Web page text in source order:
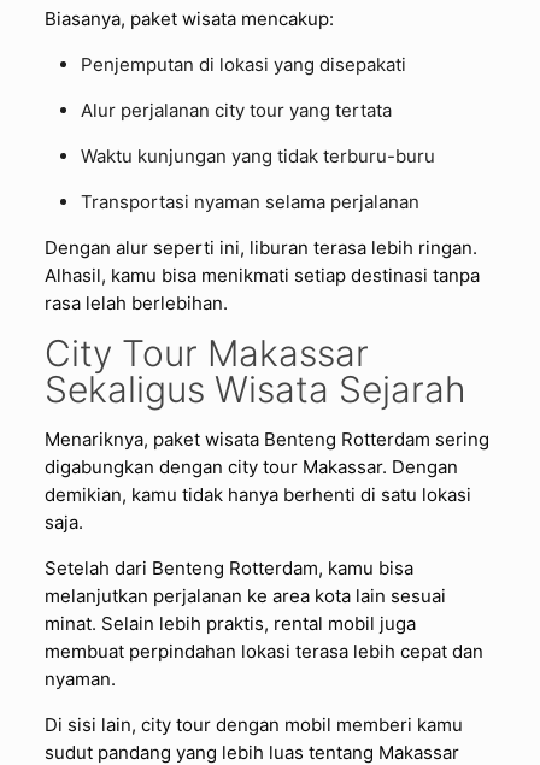
Biasanya, paket wisata mencakup:
Penjemputan di lokasi yang disepakati
Alur perjalanan city tour yang tertata
Waktu kunjungan yang tidak terburu-buru
Transportasi nyaman selama perjalanan
Dengan alur seperti ini, liburan terasa lebih ringan.
Alhasil, kamu bisa menikmati setiap destinasi tanpa
rasa lelah berlebihan.
City Tour Makassar
Sekaligus Wisata Sejarah
Menariknya, paket wisata Benteng Rotterdam sering
digabungkan dengan city tour Makassar. Dengan
demikian, kamu tidak hanya berhenti di satu lokasi
saja.
Setelah dari Benteng Rotterdam, kamu bisa
melanjutkan perjalanan ke area kota lain sesuai
minat. Selain lebih praktis, rental mobil juga
membuat perpindahan lokasi terasa lebih cepat dan
nyaman.
Di sisi lain, city tour dengan mobil memberi kamu
sudut pandang yang lebih luas tentang Makassar